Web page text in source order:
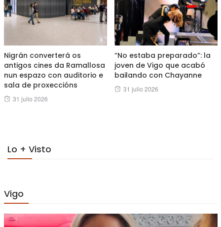
Nigrán converterá os
antigos cines da Ramallosa
nun espazo con auditorio e
sala de proxeccións
Posted
31 julio 2026
“No estaba preparado”: la
joven de Vigo que acabó
bailando con Chayanne
Posted
31 julio 2026
Lo + Visto
Vigo